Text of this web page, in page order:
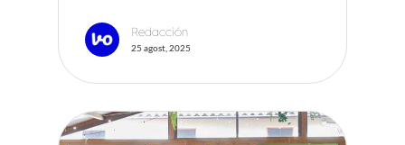
Redacción
25 agost, 2025